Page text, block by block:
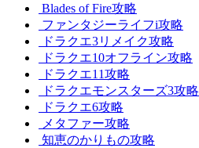
Blades of Fire攻略
ファンタジーライフi攻略
ドラクエ3リメイク攻略
ドラクエ10オフライン攻略
ドラクエ11攻略
ドラクエモンスターズ3攻略
ドラクエ6攻略
メタファー攻略
知恵のかりもの攻略